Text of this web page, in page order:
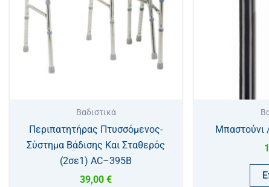
Βαδιστικά
Περιπατητήρας Πτυσσόμενος-
Σύστημα Βάδισης Και Σταθερός
(2σε1) AC–395Β
39,00 €
Μπαστούνι